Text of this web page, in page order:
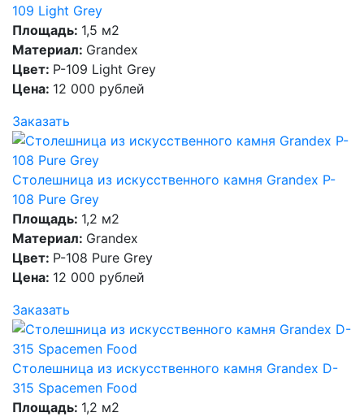
109 Light Grey
Площадь: 1,5 м2
Материал: Grandex
Цвет: P-109 Light Grey
Цена: 12 000 рублей
Заказать
Столешница из искусственного камня Grandex P-
108 Pure Grey
Площадь: 1,2 м2
Материал: Grandex
Цвет: P-108 Pure Grey
Цена: 12 000 рублей
Заказать
Столешница из искусственного камня Grandex D-
315 Spacemen Food
Площадь: 1,2 м2